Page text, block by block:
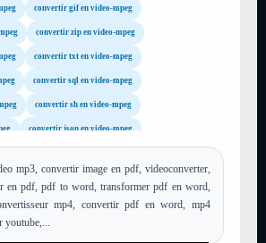
convertir gif en video-mpeg
convertir zip en video-mpeg
convertir txt en video-mpeg
convertir sql en video-mpeg
convertir sh en video-mpeg
convertir json en video-mpeg
convertir gz en video-mpeg
convertir mp4 en video-mpeg
convertir flv en video-mpeg
mp3, convertir image en pdf, videoconverter,
en pdf, pdf to word, transformer pdf en word,
mp4, convertir pdf en word, mp4